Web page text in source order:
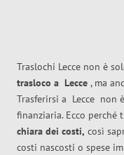
Traslochi Lecce non è
trasloco a Lecce , ma
Trasferirsi a Lecce non
finanziaria. Ecco perché
chiara dei costi, così
costi nascosti o spese